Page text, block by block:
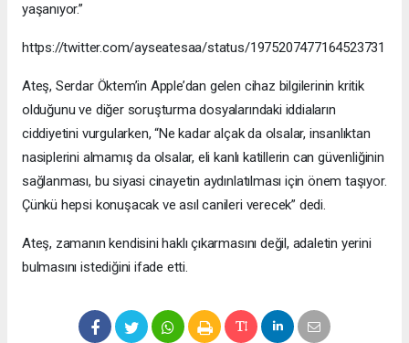
yaşanıyor.”
https://twitter.com/ayseatesaa/status/1975207477164523731
Ateş, Serdar Öktem’in Apple’dan gelen cihaz bilgilerinin kritik
olduğunu ve diğer soruşturma dosyalarındaki iddiaların
ciddiyetini vurgularken, “Ne kadar alçak da olsalar, insanlıktan
nasiplerini almamış da olsalar, eli kanlı katillerin can güvenliğinin
sağlanması, bu siyasi cinayetin aydınlatılması için önem taşıyor.
Çünkü hepsi konuşacak ve asıl canileri verecek” dedi.
Ateş, zamanın kendisini haklı çıkarmasını değil, adaletin yerini
bulmasını istediğini ifade etti.